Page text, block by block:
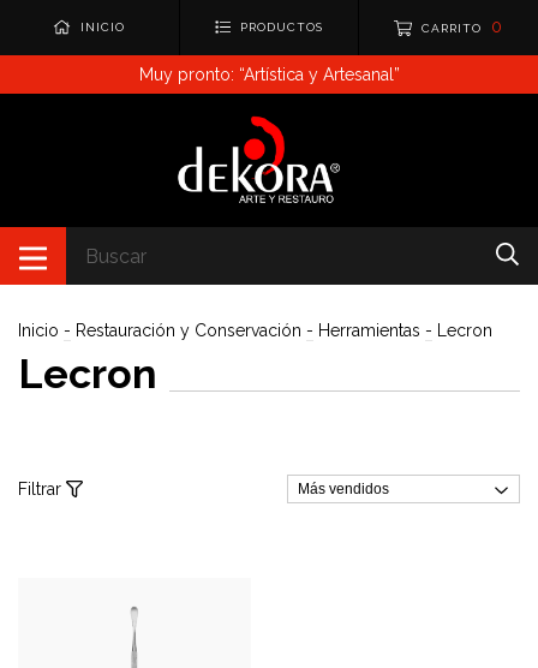
INICIO PRODUCTOS CARRITO 0
Muy pronto: “Artística y Artesanal”
Inicio - Restauración y Conservación - Herramientas - Lecron
Lecron
Filtrar